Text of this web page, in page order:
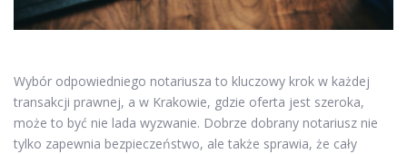
Wybór odpowiedniego notariusza to kluczowy krok w każdej
transakcji prawnej, a w Krakowie, gdzie oferta jest szeroka,
może to być nie lada wyzwanie. Dobrze dobrany notariusz nie
tylko zapewnia bezpieczeństwo, ale także sprawia, że cały